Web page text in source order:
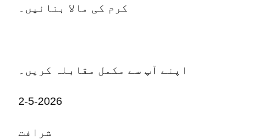
کرم کی مالا بنائیں۔
اپنے آپ سے مکمل مقابلہ کریں۔
2-5-2026
شرافت